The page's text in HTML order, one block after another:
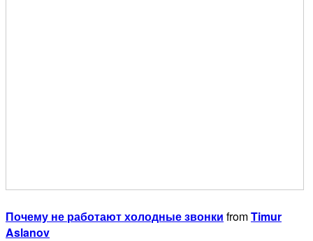
Почему не работают холодные звонки fromTimur
Aslanov